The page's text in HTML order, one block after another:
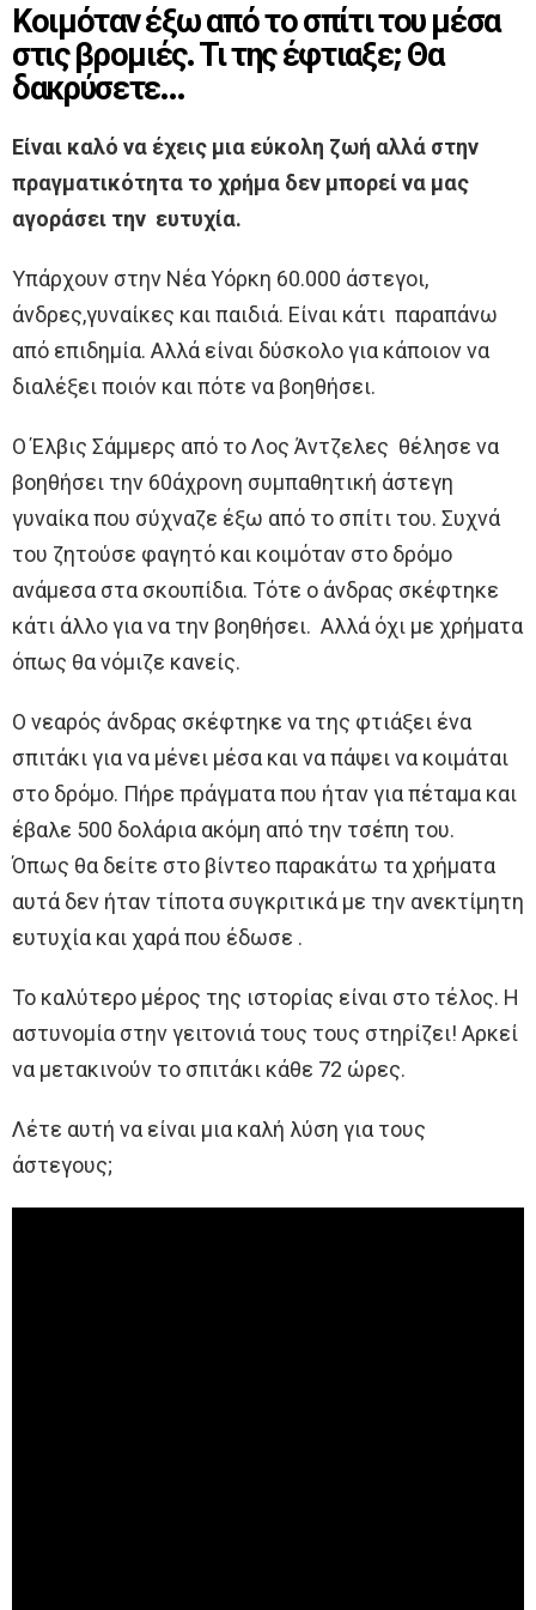
Κοιμόταν έξω από το σπίτι του μέσα
στις βρομιές. Τι της έφτιαξε; Θα
δακρύσετε…
Είναι καλό να έχεις μια εύκολη ζωή αλλά στην
πραγματικότητα το χρήμα δεν μπορεί να μας
αγοράσει την ευτυχία.
Υπάρχουν στην Νέα Υόρκη 60.000 άστεγοι,
άνδρες,γυναίκες και παιδιά. Είναι κάτι παραπάνω
από επιδημία. Αλλά είναι δύσκολο για κάποιον να
διαλέξει ποιόν και πότε να βοηθήσει.
Ο Έλβις Σάμμερς από το Λος Άντζελες θέλησε να
βοηθήσει την 60άχρονη συμπαθητική άστεγη
γυναίκα που σύχναζε έξω από το σπίτι του. Συχνά
του ζητούσε φαγητό και κοιμόταν στο δρόμο
ανάμεσα στα σκουπίδια. Τότε ο άνδρας σκέφτηκε
κάτι άλλο για να την βοηθήσει. Αλλά όχι με χρήματα
όπως θα νόμιζε κανείς.
Ο νεαρός άνδρας σκέφτηκε να της φτιάξει ένα
σπιτάκι για να μένει μέσα και να πάψει να κοιμάται
στο δρόμο. Πήρε πράγματα που ήταν για πέταμα και
έβαλε 500 δολάρια ακόμη από την τσέπη του.
Όπως θα δείτε στο βίντεο παρακάτω τα χρήματα
αυτά δεν ήταν τίποτα συγκριτικά με την ανεκτίμητη
ευτυχία και χαρά που έδωσε .
Το καλύτερο μέρος της ιστορίας είναι στο τέλος. Η
αστυνομία στην γειτονιά τους τους στηρίζει! Αρκεί
να μετακινούν το σπιτάκι κάθε 72 ώρες.
Λέτε αυτή να είναι μια καλή λύση για τους
άστεγους;